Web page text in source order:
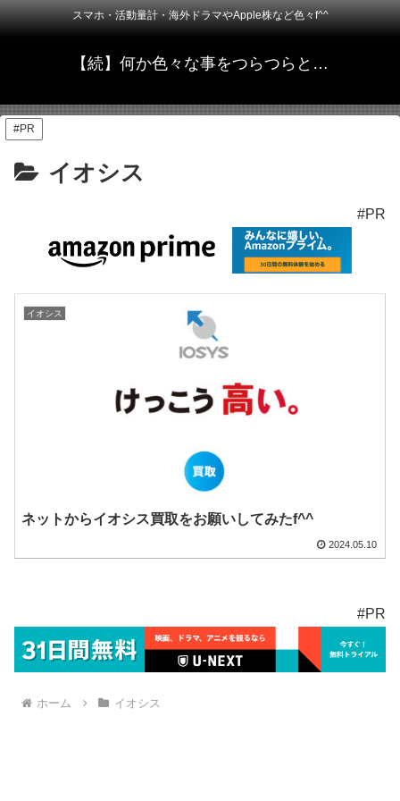
スマホ・活動量計・海外ドラマやApple株など色々f^^
【続】何か色々な事をつらつらと…
#PR
イオシス
#PR
イオシス
ネットからイオシス買取をお願いしてみたf^^
2024.05.10
#PR
ホーム イオシス